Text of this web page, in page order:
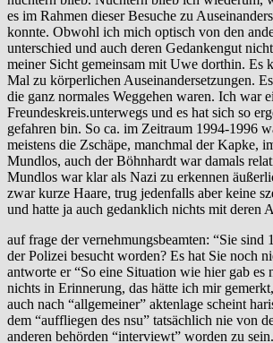
es im Rahmen dieser Besuche zu
konnte. Obwohl ich mich optisch von den
unterschied und auch deren Gedankengut
meiner Sicht gemeinsam mit Uwe dorthin. Es
Mal zu körperlichen Auseinandersetzungen.
die ganz normales Weggehen waren. Ich war
Freundeskreis.unterwegs und es hat sich so
gefahren bin. So ca. im Zeitraum 1994-1996
meistens die Zschäpe, manchmal der Kapke,
Mundlos, auch der Böhnhardt war damals
Mundlos war klar als Nazi zu erkennen
zwar kurze Haare, trug jedenfalls aber keine
und hatte ja auch gedanklich nichts mit deren
auf frage der vernehmungsbeamten: “Sie sind
der Polizei besucht worden? Es hat Sie noch
antworte er “So eine Situation wie hier gab es
nichts in Erinnerung, das hätte ich mir
auch nach “allgemeiner” aktenlage scheint
dem “auffliegen des nsu” tatsächlich nie von
anderen behörden “interviewt” worden zu sein.